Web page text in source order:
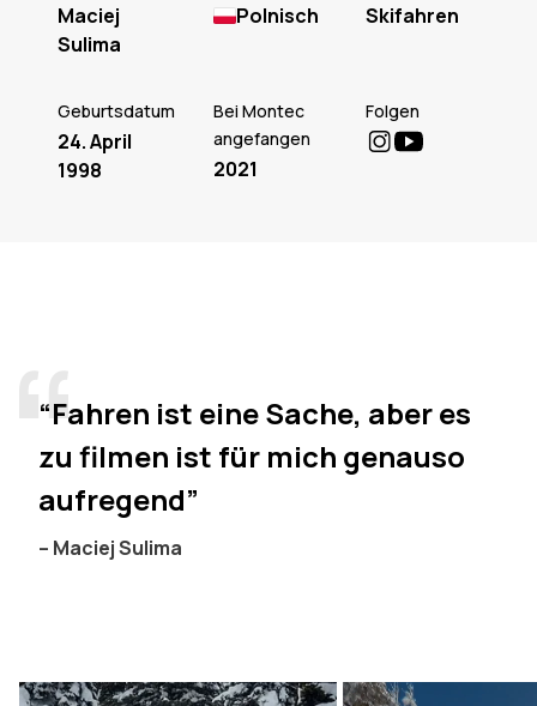
Diese frühe Liebe zum Off-Piste-Gelände hat
Freerider und Filmemacher nähert sich Maciej
den Bergen aus zwei Perspektiven. Ob er
Maciej
Sulima
Polnisch Skifahren
Geburtsdatum
24. April
1998
Bei Montec
angefangen
2021
Folgen
“Fahren ist eine Sache, aber es
zu filmen ist für mich genauso
aufregend”
– Maciej Sulima